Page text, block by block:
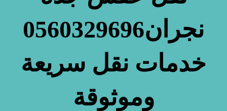
نجران0560329696
خدمات نقل سريعة
وموثوقة